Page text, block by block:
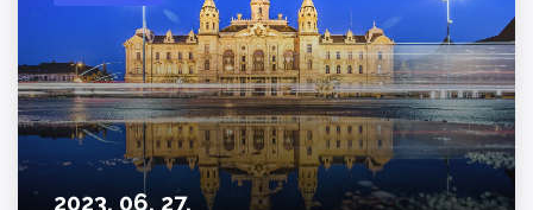
2023. 06. 27.